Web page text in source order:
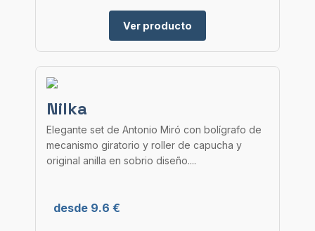
Ver producto
Nilka
Elegante set de Antonio Miró con bolígrafo de
mecanismo giratorio y roller de capucha y
original anilla en sobrio diseño....
desde 9.6 €